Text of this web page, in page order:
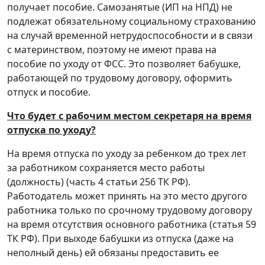
получает пособие. Самозанятые (ИП на НПД) не
подлежат обязательному социальному страхованию
на случай временной нетрудоспособности и в связи
с материнством, поэтому не имеют права на
пособие по уходу от ФСС. Это позволяет бабушке,
работающей по трудовому договору, оформить
отпуск и пособие.
Что будет с рабочим местом секретаря на время
отпуска по уходу?
На время отпуска по уходу за ребенком до трех лет
за работником сохраняется место работы
(должность) (часть 4 статьи 256 ТК РФ).
Работодатель может принять на это место другого
работника только по срочному трудовому договору
на время отсутствия основного работника (статья 59
ТК РФ). При выходе бабушки из отпуска (даже на
неполный день) ей обязаны предоставить ее